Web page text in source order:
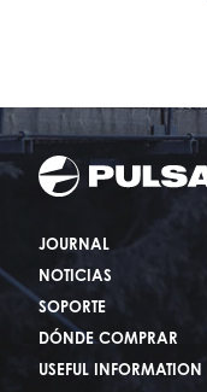
JOURNAL
NOTICIAS
SOPORTE
DÓNDE COMPRAR
USEFUL INFORMATION